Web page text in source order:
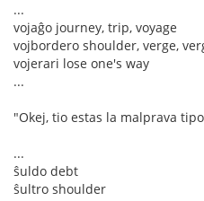
...
vojaĝo journey, trip, voyage
vojbordero shoulder, verge,
vojerari lose one's way
...
"Okej, tio estas la malprava
...
ŝuldo debt
ŝultro shoulder